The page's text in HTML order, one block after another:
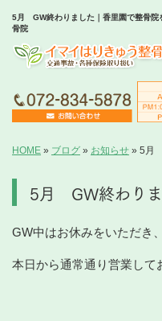
5月 GW終わりました｜香里園で整骨院
骨院
HOME » ブログ » お知らせ » 5月
5月 GW終わり
GW中はお休みをいただき、
本日から通常通り営業して